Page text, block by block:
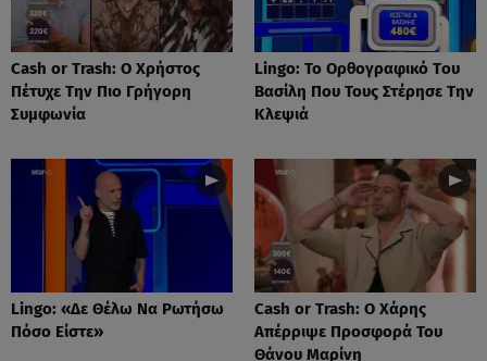
Cash or Trash: Ο Χρήστος
Πέτυχε Την Πιο Γρήγορη
Συμφωνία
Lingo: Το Oρθογραφικό Tου
Βασίλη Που Τους Στέρησε Την
Κλεψιά
Lingo: «Δε Θέλω Να Ρωτήσω
Πόσο Είστε»
Cash or Trash: Ο Χάρης
Απέρριψε Προσφορά Του
Θάνου Μαρίνη